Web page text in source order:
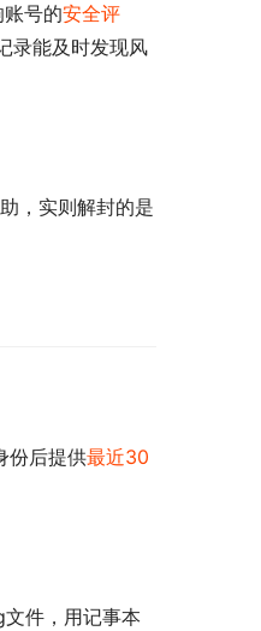
号的安全评
录能及时发现风
，实则解封的是
份后提供最近30
件，用记事本